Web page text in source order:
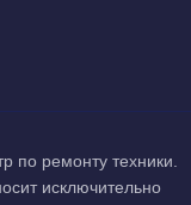
по ремонту техники.
исключительно